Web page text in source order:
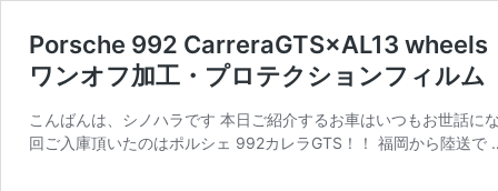
Porsche 992 CarreraGTS×AL13 wheels
ワンオフ加工・プロテクションフィルム
こんばんは、シノハラです 本日ご紹介するお車はいつもお世話
回ご入庫頂いたのはポルシェ 992カレラGTS！！ 福岡から陸送